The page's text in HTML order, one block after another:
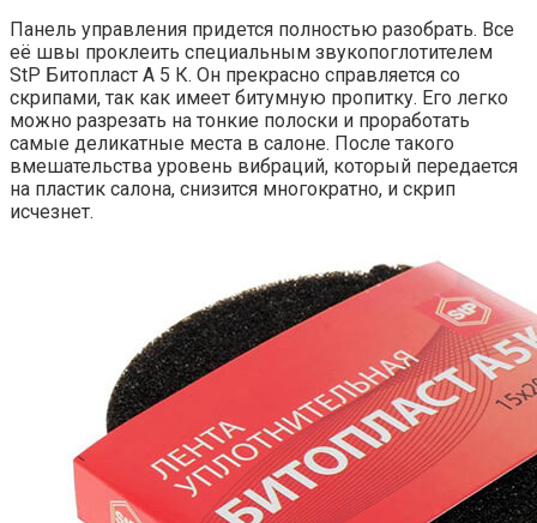
Панель управления придется полностью разобрать. Все
её швы проклеить специальным звукопоглотителем
StP Битопласт А 5 К. Он прекрасно справляется со
скрипами, так как имеет битумную пропитку. Его легко
можно разрезать на тонкие полоски и проработать
самые деликатные места в салоне. После такого
вмешательства уровень вибраций, который передается
на пластик салона, снизится многократно, и скрип
исчезнет.